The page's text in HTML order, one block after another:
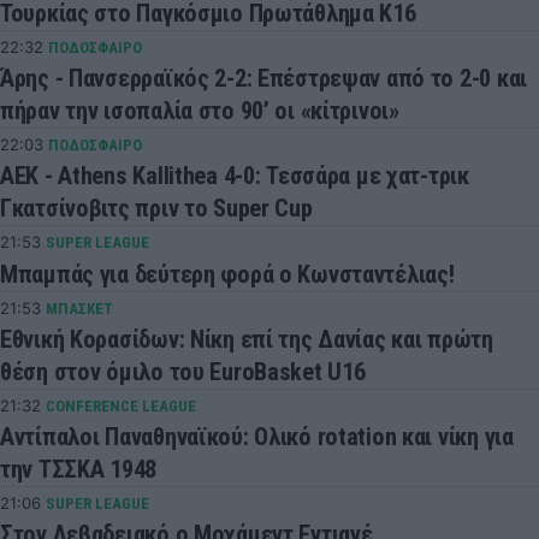
Τουρκίας στο Παγκόσμιο Πρωτάθλημα Κ16
22:32 ΠΟΔΟΣΦΑΙΡΟ
Άρης - Πανσερραϊκός 2-2: Επέστρεψαν από το 2-0 και
πήραν την ισοπαλία στο 90’ οι «κίτρινοι»
22:03 ΠΟΔΟΣΦΑΙΡΟ
ΑΕΚ - Athens Kallithea 4-0: Τεσσάρα με χατ-τρικ
Γκατσίνοβιτς πριν το Super Cup
21:53 SUPER LEAGUE
Μπαμπάς για δεύτερη φορά ο Κωνσταντέλιας!
21:53 ΜΠΑΣΚΕΤ
Εθνική Κορασίδων: Νίκη επί της Δανίας και πρώτη
θέση στον όμιλο του EuroBasket U16
21:32 CONFERENCE LEAGUE
Αντίπαλοι Παναθηναϊκού: Ολικό rotation και νίκη για
την ΤΣΣΚΑ 1948
21:06 SUPER LEAGUE